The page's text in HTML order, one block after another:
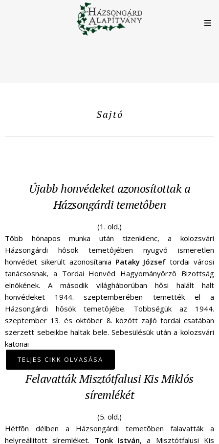
Sajtó
Újabb honvédeket azonosítottak a
Házsongárdi temetôben
(1. old.)
Több hónapos munka után tizenkilenc, a kolozsvári
Házsongárdi hôsök temetôjében nyugvó ismeretlen
honvédet sikerült azonosítania Pataky József tordai városi
tanácsosnak, a Tordai Honvéd Hagyományôrzô Bizottság
elnökének. A második világháborúban hôsi halált halt
honvédeket 1944. szeptemberében temették el a
Házsongárdi hôsök temetôjébe. Többségük az 1944.
szeptember 13. és október 8. között zajló tordai csatában
szerzett sebeikbe haltak bele. Sebesülésük után a kolozsvári
katonai
TELJES CIKK OLVASÁSA
Felavatták Misztótfalusi Kis Miklós
síremlékét
(5. old.)
Hétfõn délben a Házsongárdi temetõben falavatták a
helyreállított síremléket. Tonk István, a Misztótfalusi Kis